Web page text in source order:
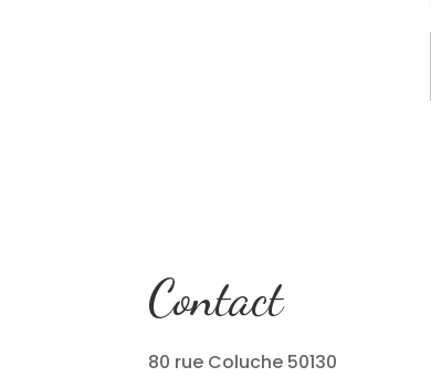
Contact
80 rue Coluche 50130